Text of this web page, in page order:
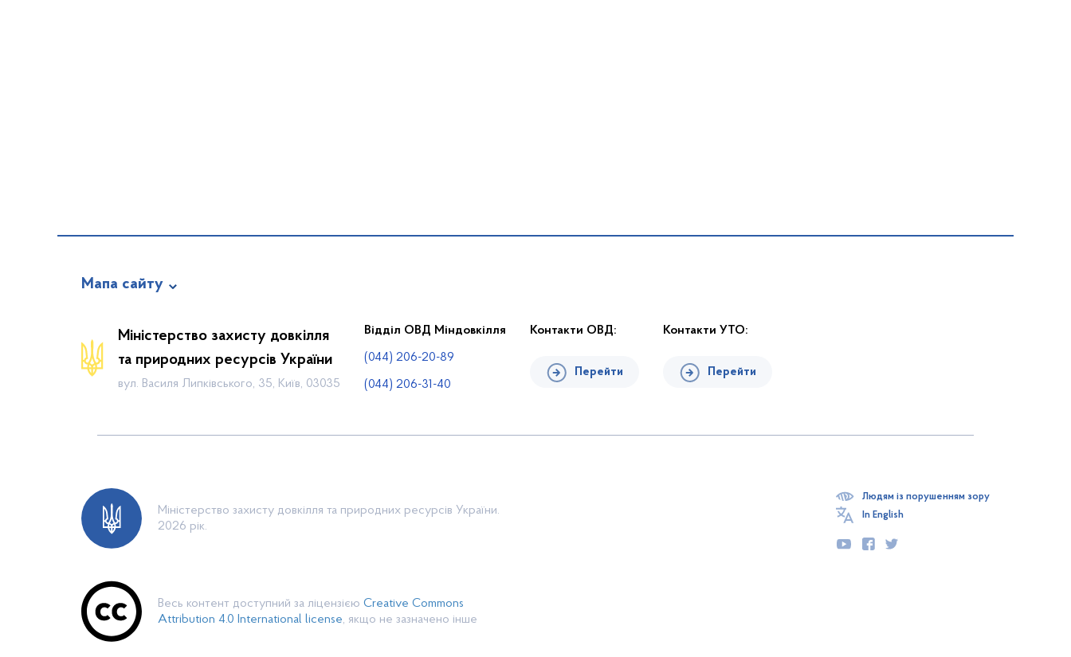
Мапа сайту
Календар громадських слухань
Законодавча база
Карта планової діяльності
Міністерство захисту довкілля
та природних ресурсів України
вул. Василя Липківського, 35, Київ, 03035
Відділ ОВД Міндовкілля
(044) 206-20-89
(044) 206-31-40
Контакти ОВД:
Перейти
Контакти УТО:
Перейти
Міністерство захисту довкілля та природних ресурсів України.
2026 рік.
Весь контент доступний за ліцензією Creative Commons
Attribution 4.0 International license, якщо не зазначено інше
Людям із порушенням зору
In English